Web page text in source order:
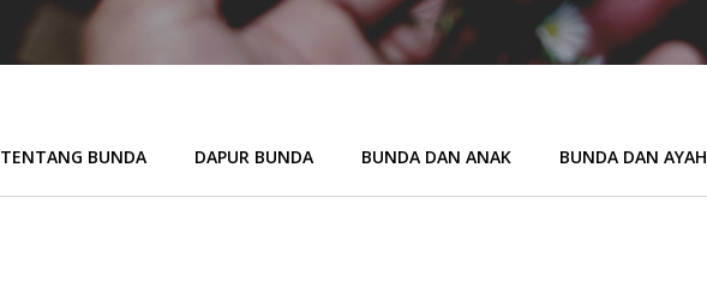
TENTANG BUNDA DAPUR BUNDA BUNDA DAN ANAK BUNDA DAN AYAH